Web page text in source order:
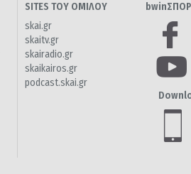
SITES ΤΟΥ ΟΜΙΛΟΥ
skai.gr
skaitv.gr
skairadio.gr
skaikairos.gr
podcast.skai.gr